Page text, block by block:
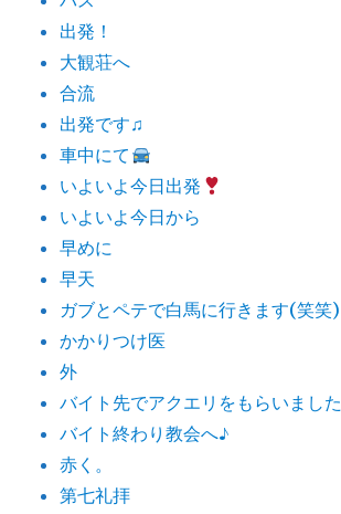
出発！
大観荘へ
合流
出発です♫
車中にて
いよいよ今日出発
いよいよ今日から
早めに
早天
ガブとペテで白馬に行きます(笑笑)
かかりつけ医
外
バイト先でアクエリをもらいました
バイト終わり教会へ♪
赤く。
第七礼拝